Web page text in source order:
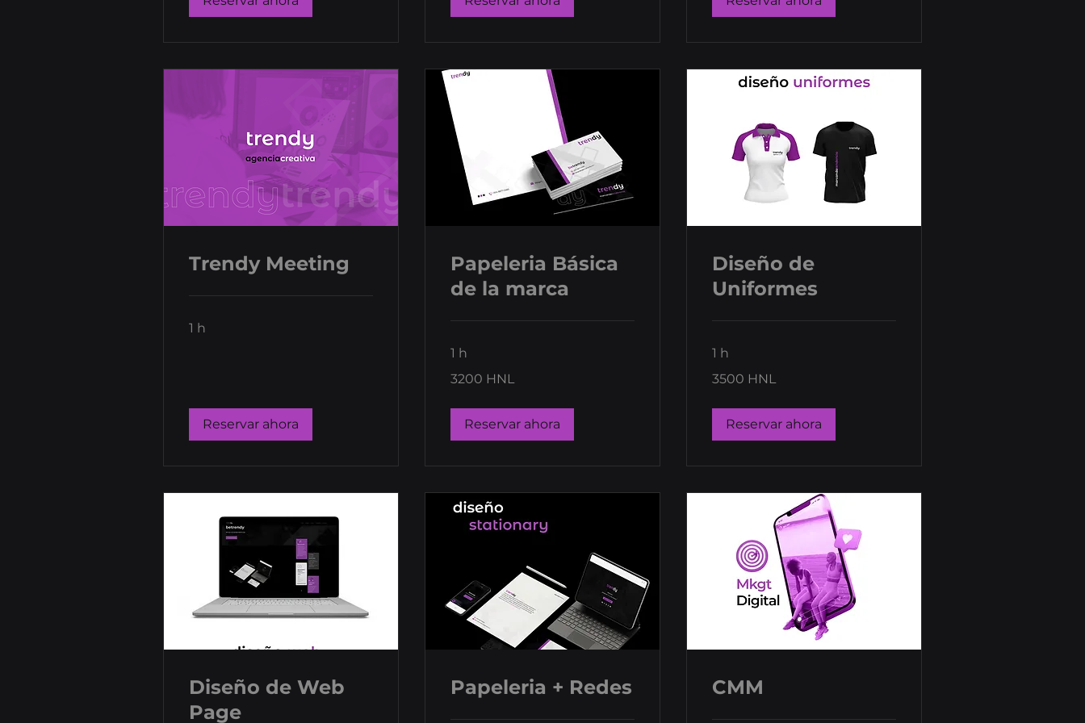
Trendy Meeting
1 h
Reservar ahora
Papeleria Básica
de la marca
1 h
lempiras
3200 HNL
Reservar ahora
Diseño de
Uniformes
1 h
lempiras
3500 HNL
Reservar ahora
Diseño de Web
Page
Papeleria + Redes CMM